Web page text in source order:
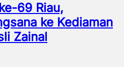
69 Riau,
ke Kediaman
Zainal